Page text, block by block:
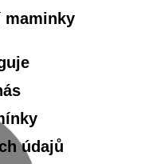
údajů